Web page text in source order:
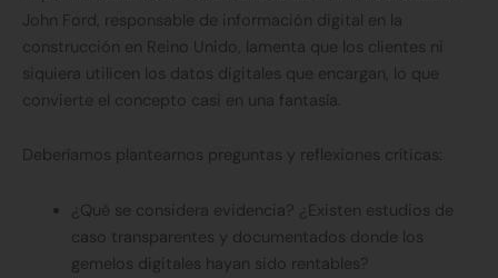
John Ford, responsable de información digital en la
construcción en Reino Unido, lamenta que los clientes ni
siquiera utilicen los datos digitales que encargan, lo que
convierte el concepto casi en una fantasía.
Deberíamos plantearnos preguntas y reflexiones críticas:
¿Qué se considera evidencia? ¿Existen estudios de
caso transparentes y documentados donde los
gemelos digitales hayan sido rentables?